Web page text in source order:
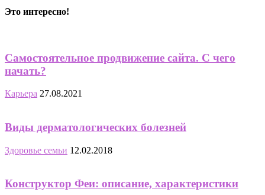
Это интересно!
Самостоятельное продвижение сайта. С чего
начать?
Карьера 27.08.2021
Виды дерматологических болезней
Здоровье семьи 12.02.2018
Конструктор Феи: описание, характеристики